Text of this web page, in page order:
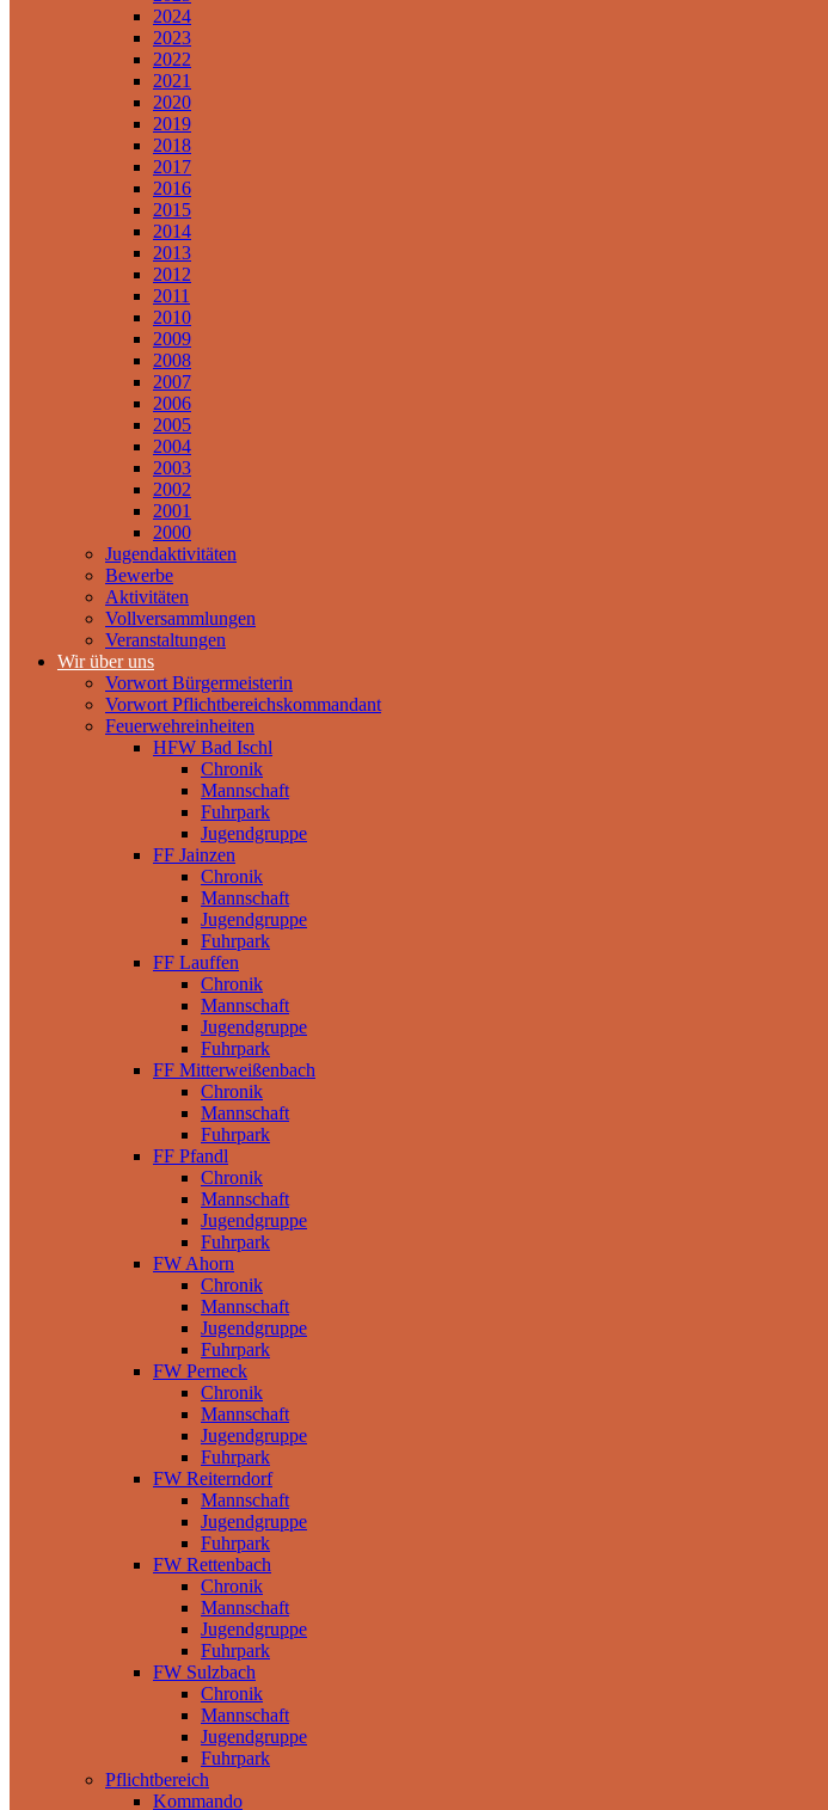
2024
2023
2022
2021
2020
2019
2018
2017
2016
2015
2014
2013
2012
2011
2010
2009
2008
2007
2006
2005
2004
2003
2002
2001
2000
Jugendaktivitäten
Bewerbe
Aktivitäten
Vollversammlungen
Veranstaltungen
Wir über uns
Vorwort Bürgermeisterin
Vorwort Pflichtbereichskommandant
Feuerwehreinheiten
HFW Bad Ischl
Chronik
Mannschaft
Fuhrpark
Jugendgruppe
FF Jainzen
Chronik
Mannschaft
Jugendgruppe
Fuhrpark
FF Lauffen
Chronik
Mannschaft
Jugendgruppe
Fuhrpark
FF Mitterweißenbach
Chronik
Mannschaft
Fuhrpark
FF Pfandl
Chronik
Mannschaft
Jugendgruppe
Fuhrpark
FW Ahorn
Chronik
Mannschaft
Jugendgruppe
Fuhrpark
FW Perneck
Chronik
Mannschaft
Jugendgruppe
Fuhrpark
FW Reiterndorf
Mannschaft
Jugendgruppe
Fuhrpark
FW Rettenbach
Chronik
Mannschaft
Jugendgruppe
Fuhrpark
FW Sulzbach
Chronik
Mannschaft
Jugendgruppe
Fuhrpark
Pflichtbereich
Kommando